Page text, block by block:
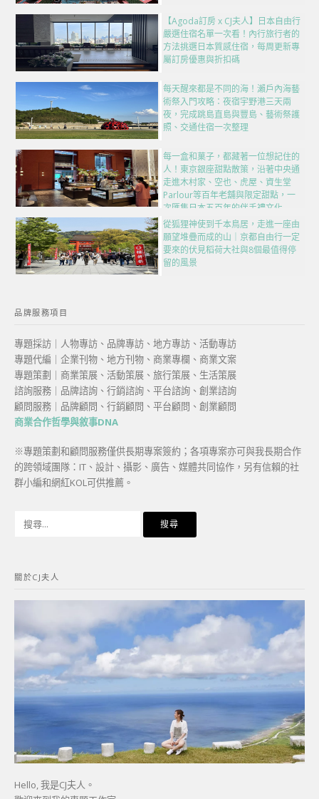
【Agoda訂房 x CJ夫人】日本自由行
嚴選住宿名單一次看！內行旅行者的
方法挑選日本質感住宿，每周更新專
屬訂房優惠與折扣碼
每天醒來都是不同的海！瀨戶內海藝
術祭入門攻略：夜宿宇野港三天兩
夜，完成跳島直島與豐島、藝術祭護
照、交通住宿一次整理
每一盒和菓子，都藏著一位想記住的
人！東京銀座甜點散策，沿著中央通
走進木村家、空也、虎屋、資生堂
Parlour等百年老舖與限定甜點，一
次匯集日本五百年的伴手禮文化
從狐狸神使到千本鳥居，走進一座由
願望堆疊而成的山｜京都自由行一定
要來的伏見稻荷大社與8個最值得停
留的風景
品牌服務項目
專題採訪｜人物專訪、品牌專訪、地方專訪、活動專訪
專題代編｜企業刊物、地方刊物、商業專欄、商業文案
專題策劃｜商業策展、活動策展、旅行策展、生活策展
諮詢服務｜品牌諮詢、行銷諮詢、平台諮詢、創業諮詢
顧問服務｜品牌顧問、行銷顧問、平台顧問、創業顧問
商業合作哲學與敘事DNA
※專題策劃和顧問服務僅供長期專案簽約；各項專案亦可與我長期合作
的跨領域團隊：IT、設計、攝影、廣告、媒體共同協作，另有信賴的社
群小編和網紅KOL可供推薦。
字:
關於CJ夫人
Hello, 我是CJ夫人。